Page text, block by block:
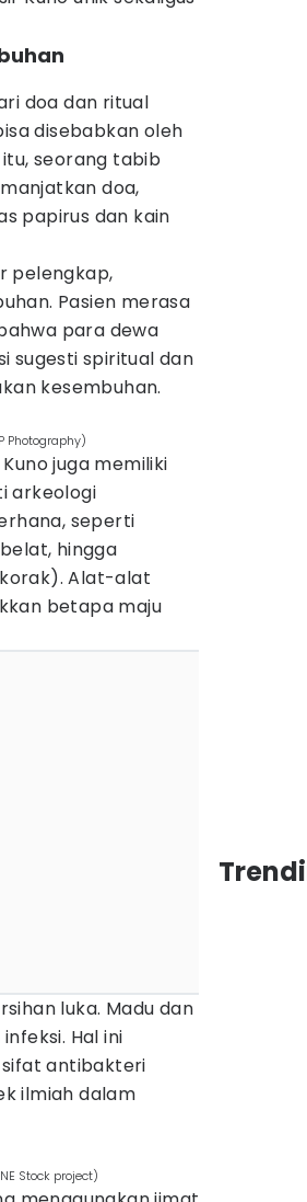
doa dan ritual
disebabkan oleh
seorang tabib
doa,
papirus dan kain
pelengkap,
Pasien merasa
para dewa
sugesti spiritual dan
kesembuhan.
Photography)
juga memiliki
arkeologi
seperti
hingga
Alat-alat
betapa maju
luka. Madu dan
Hal ini
antibakteri
ilmiah dalam
Stock project)